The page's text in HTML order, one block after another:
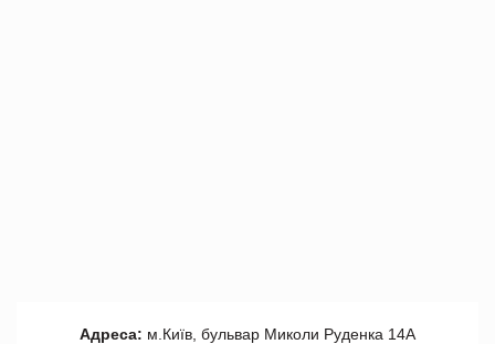
Адреса: м.Київ, бульвар Миколи Руденка 14А